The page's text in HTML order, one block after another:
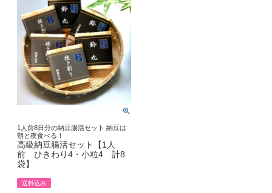
1人前8日分の納豆腸活セット 納豆は
朝と夜食べる！
高級納豆腸活セット【1人
前 ひきわり4・小粒4 計8
袋】
送料込み